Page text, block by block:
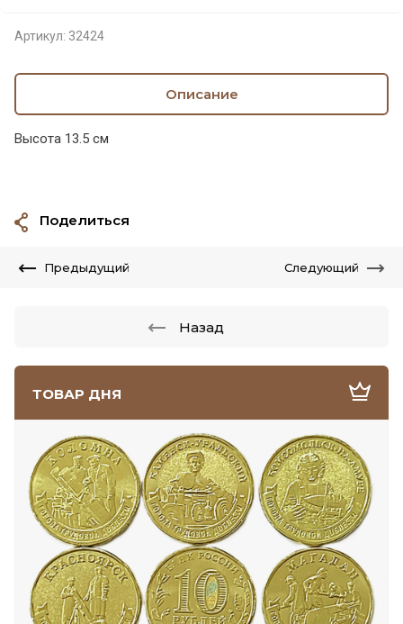
ТОВАР ДНЯ
Артикул: 32424
Описание
Высота 13.5 см
Поделиться
Предыдущий Следующий
Назад